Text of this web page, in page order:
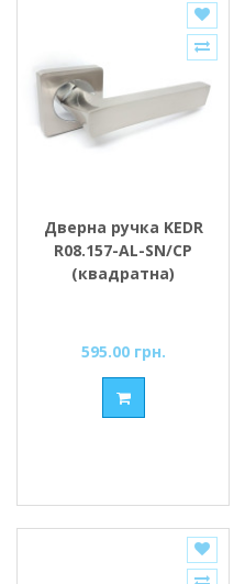
Дверна ручка KEDR
R08.157-AL-SN/CP
(квадратна)
595.00 грн.